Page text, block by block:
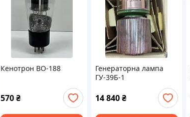
Кенотрон ВО-188
570₴
Генераторна лампа
ГУ-39Б-1
14 840₴